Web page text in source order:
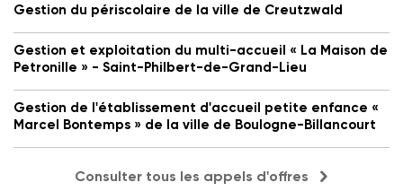
Gestion du périscolaire de la ville de Creutzwald
Gestion et exploitation du multi-accueil « La Maison de
Petronille » - Saint-Philbert-de-Grand-Lieu
Gestion de l'établissement d'accueil petite enfance «
Marcel Bontemps » de la ville de Boulogne-Billancourt
Consulter tous les appels d'offres